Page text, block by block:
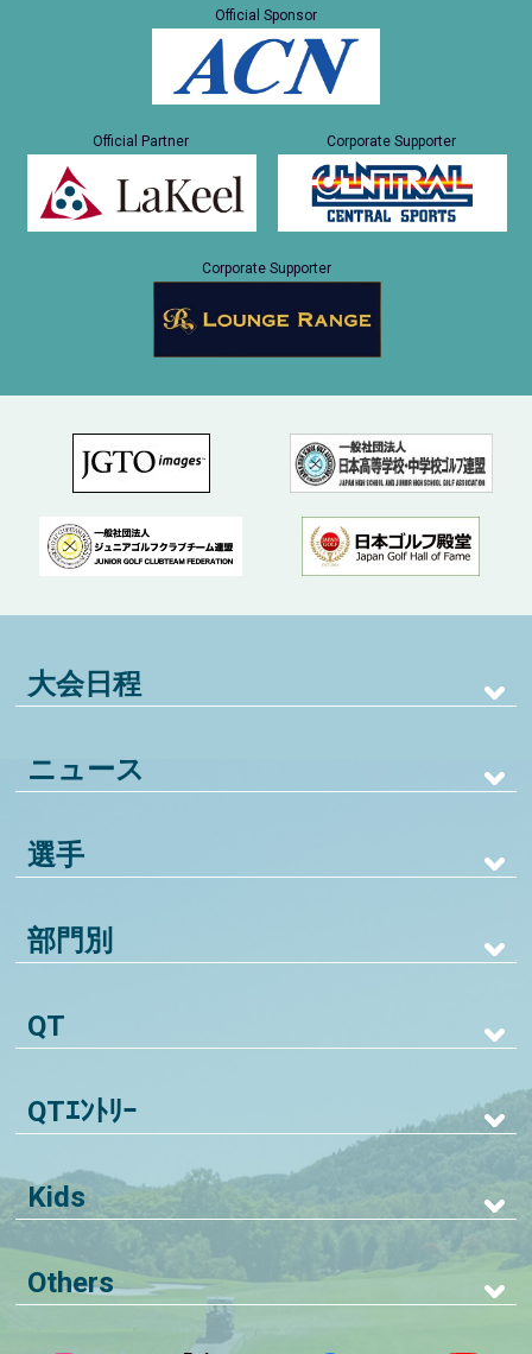
Official Sponsor
Official Partner Corporate Supporter
Corporate Supporter
大会日程
ニュース
選手
部門別
QT
QTｴﾝﾄﾘｰ
Kids
Others